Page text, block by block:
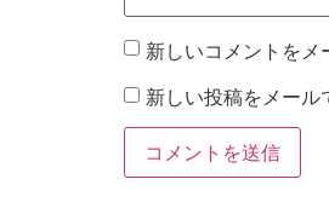
新しいコメントをメ
新しい投稿をメール